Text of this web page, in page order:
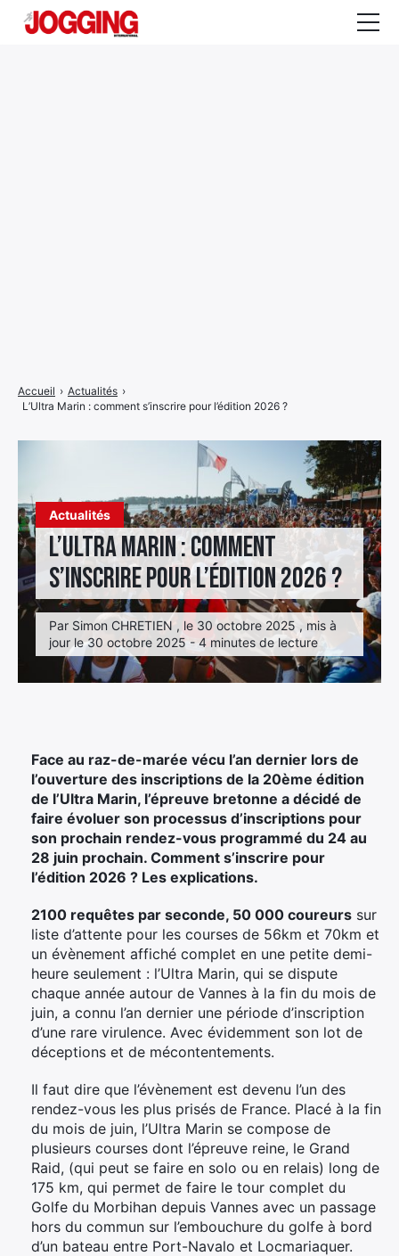
Actualités
L’Ultra Marin : comment
s’inscrire pour l’édition 2026 ?
Par Simon CHRETIEN , le 30 octobre 2025 , mis à
jour le 30 octobre 2025 - 4 minutes de lecture
Accueil › Actualités ›
L’Ultra Marin : comment s’inscrire pour l’édition 2026 ?
Face au raz-de-marée vécu l’an dernier lors de
l’ouverture des inscriptions de la 20ème édition
de l’Ultra Marin, l’épreuve bretonne a décidé de
faire évoluer son processus d’inscriptions pour
son prochain rendez-vous programmé du 24 au
28 juin prochain. Comment s’inscrire pour
l’édition 2026 ? Les explications.
2100 requêtes par seconde, 50 000 coureurs sur
liste d’attente pour les courses de 56km et 70km et
un évènement affiché complet en une petite demi-
heure seulement : l’Ultra Marin, qui se dispute
chaque année autour de Vannes à la fin du mois de
juin, a connu l’an dernier une période d’inscription
d’une rare virulence. Avec évidemment son lot de
déceptions et de mécontentements.
Il faut dire que l’évènement est devenu l’un des
rendez-vous les plus prisés de France. Placé à la fin
du mois de juin, l’Ultra Marin se compose de
plusieurs courses dont l’épreuve reine, le Grand
Raid, (qui peut se faire en solo ou en relais) long de
175 km, qui permet de faire le tour complet du
Golfe du Morbihan depuis Vannes avec un passage
hors du commun sur l’embouchure du golfe à bord
d’un bateau entre Port-Navalo et Locmariaquer.
de
menu
Élément
de
menu
de
menu